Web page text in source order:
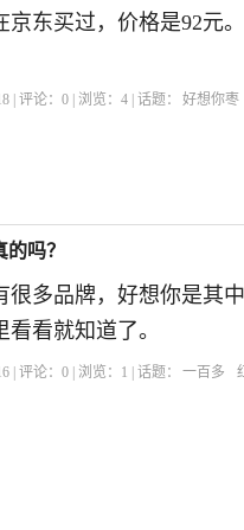
东买过，价格是92元
| 评论：0 | 浏览：4 | 话题： 好想你枣
吗？
很多品牌，好想你是其
看就知道了。
| 评论：0 | 浏览： 1 | 话题： 一百多